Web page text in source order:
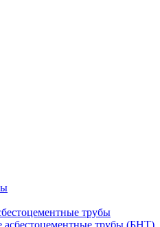
трубы
асбестоцементные трубы (БНТ)